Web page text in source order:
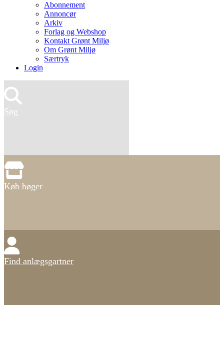
Abonnement
Annoncør
Arkiv
Forlag og Webshop
Kontakt Grønt Miljø
Om Grønt Miljø
Særtryk
Login
Søg
Køb bøger
Find anlægsgartner